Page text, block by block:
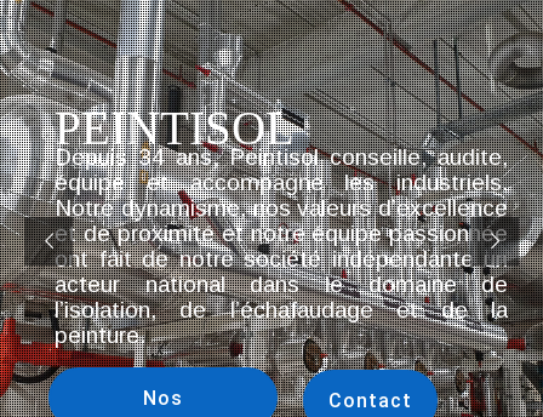
PEINTISOL
Depuis 34 ans, Peintisol conseille, audite,
équipe et accompagne les industriels.
Notre dynamisme, nos valeurs d’excellence
et de proximité et notre équipe passionnée
ont fait de notre société indépendante un
acteur national dans le domaine de
l’isolation, de l’échafaudage et de la
peinture.
Nos Contact